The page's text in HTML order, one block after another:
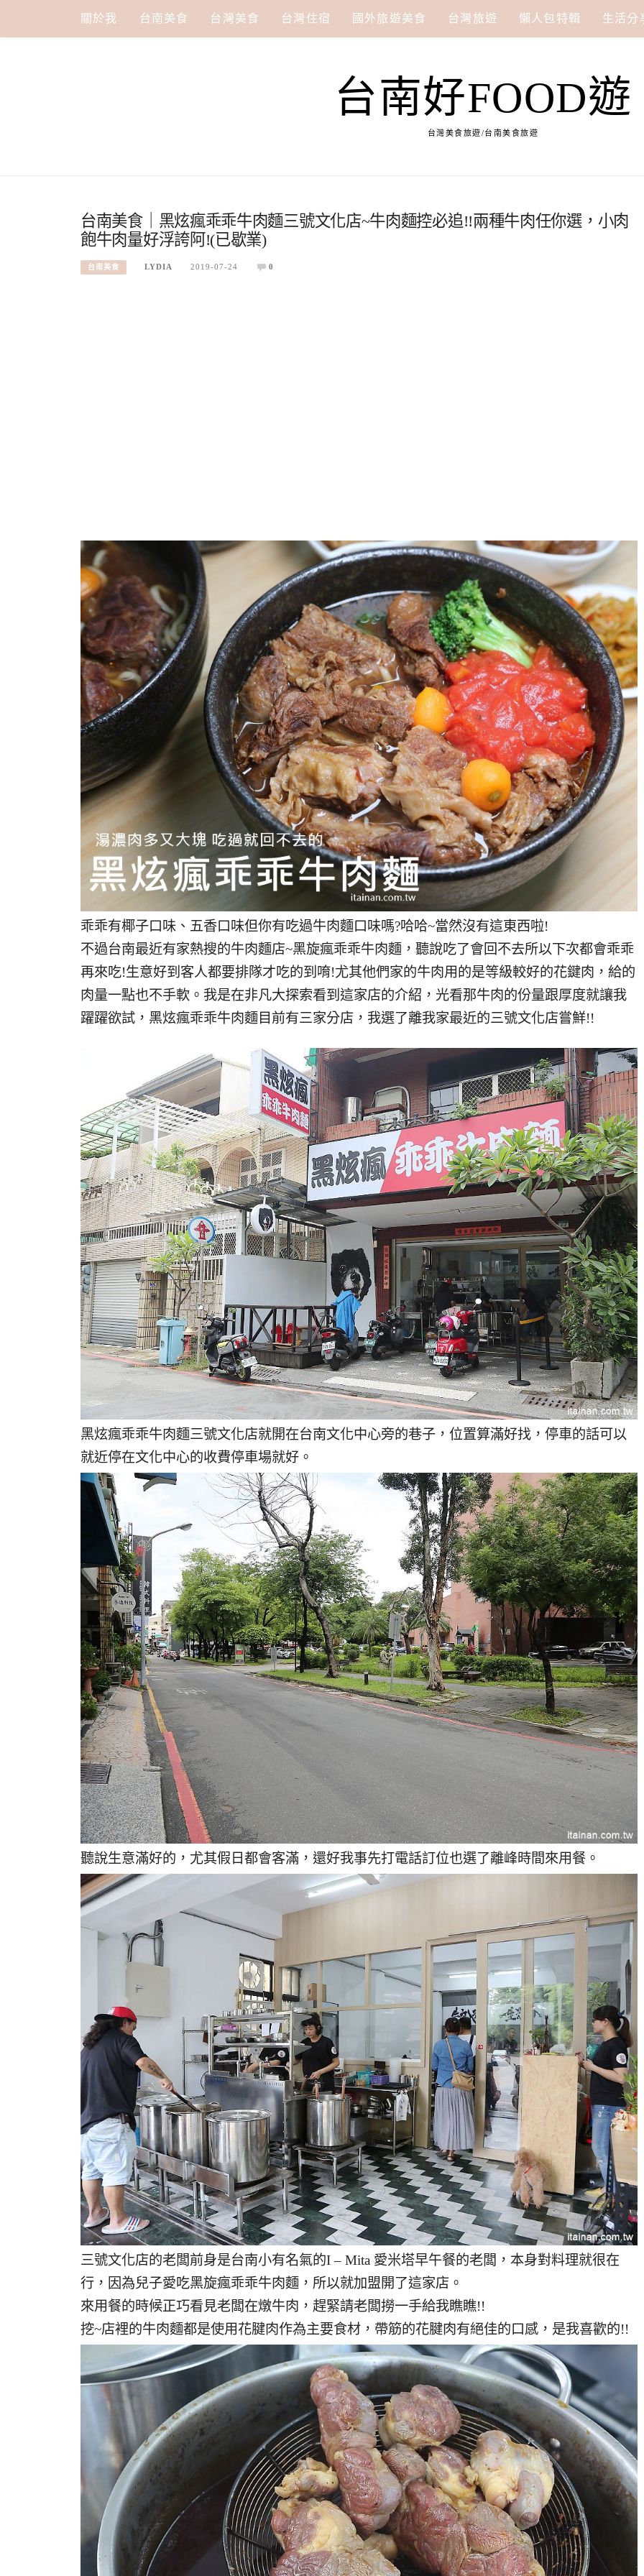
關於我 台南美食 台灣美食 台灣住宿 國外旅遊美食 台灣旅遊 懶人包特輯 生活分
台南好FOOD遊
台灣美食旅遊/台南美食旅遊
台南美食｜黑炫瘋乖乖牛肉麵三號文化店~牛肉麵控必追!!兩種牛肉任你選，小肉
飽牛肉量好浮誇阿!(已歇業)
台南美食 LYDIA 2019-07-24 0
乖乖有椰子口味、五香口味但你有吃過牛肉麵口味嗎?哈哈~當然沒有這東西啦!
不過台南最近有家熱搜的牛肉麵店~黑旋瘋乖乖牛肉麵，聽說吃了會回不去所以下次都會乖乖
再來吃!生意好到客人都要排隊才吃的到唷!尤其他們家的牛肉用的是等級較好的花鍵肉，給的
肉量一點也不手軟。我是在非凡大探索看到這家店的介紹，光看那牛肉的份量跟厚度就讓我
躍躍欲試，黑炫瘋乖乖牛肉麵目前有三家分店，我選了離我家最近的三號文化店嘗鮮!!
黑炫瘋乖乖牛肉麵三號文化店就開在台南文化中心旁的巷子，位置算滿好找，停車的話可以
就近停在文化中心的收費停車場就好。
聽說生意滿好的，尤其假日都會客滿，還好我事先打電話訂位也選了離峰時間來用餐。
三號文化店的老闆前身是台南小有名氣的I – Mita 愛米塔早午餐的老闆，本身對料理就很在
行，因為兒子愛吃黑旋瘋乖乖牛肉麵，所以就加盟開了這家店。
來用餐的時候正巧看見老闆在燉牛肉，趕緊請老闆撈一手給我瞧瞧!!
挖~店裡的牛肉麵都是使用花腱肉作為主要食材，帶筋的花腱肉有絕佳的口感，是我喜歡的!!